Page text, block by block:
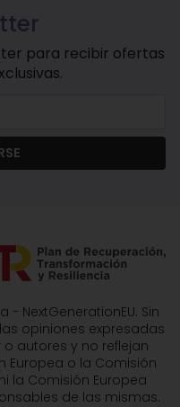
para recibir ofertas
NextGenerationEU. Sin
opiniones expresadas
autores y no reflejan
Europea o la Comisión
la Comisión Europea
de las mismas.